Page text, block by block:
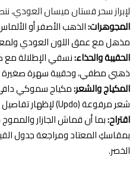
لإبراز سحر فستان ميسان العودي،
المجوهرات:الذهب الأصفر أو
مذهل مع عمق اللون العودي ولمعة
الحقيبة والحذاء:نسقي الإطلالة
ذهبي مطفي، وحقيبة سهرة صغيرة
المكياج والشعر:مكياج سموكي
شعر مرفوعة (Updo) لإظهار تفاصيل الياقة وتداخل الأقمشة العلوية.
اقتراح:بما أن قماش الجازار والمموج
بمقاسكِ المعتاد ومراجعة جدول
الخصر.